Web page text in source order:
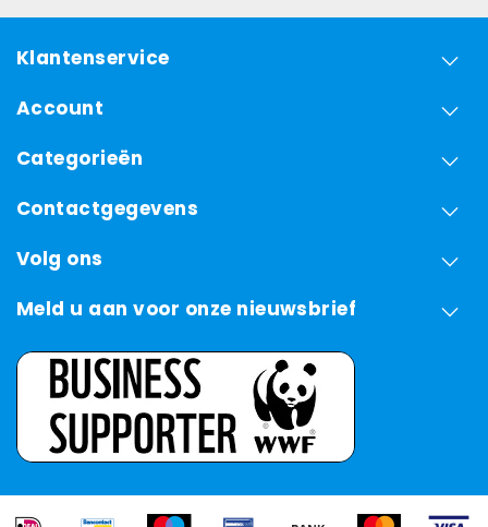
Klantenservice
Account
Categorieën
Contactgegevens
Volg ons
Meld u aan voor onze nieuwsbrief